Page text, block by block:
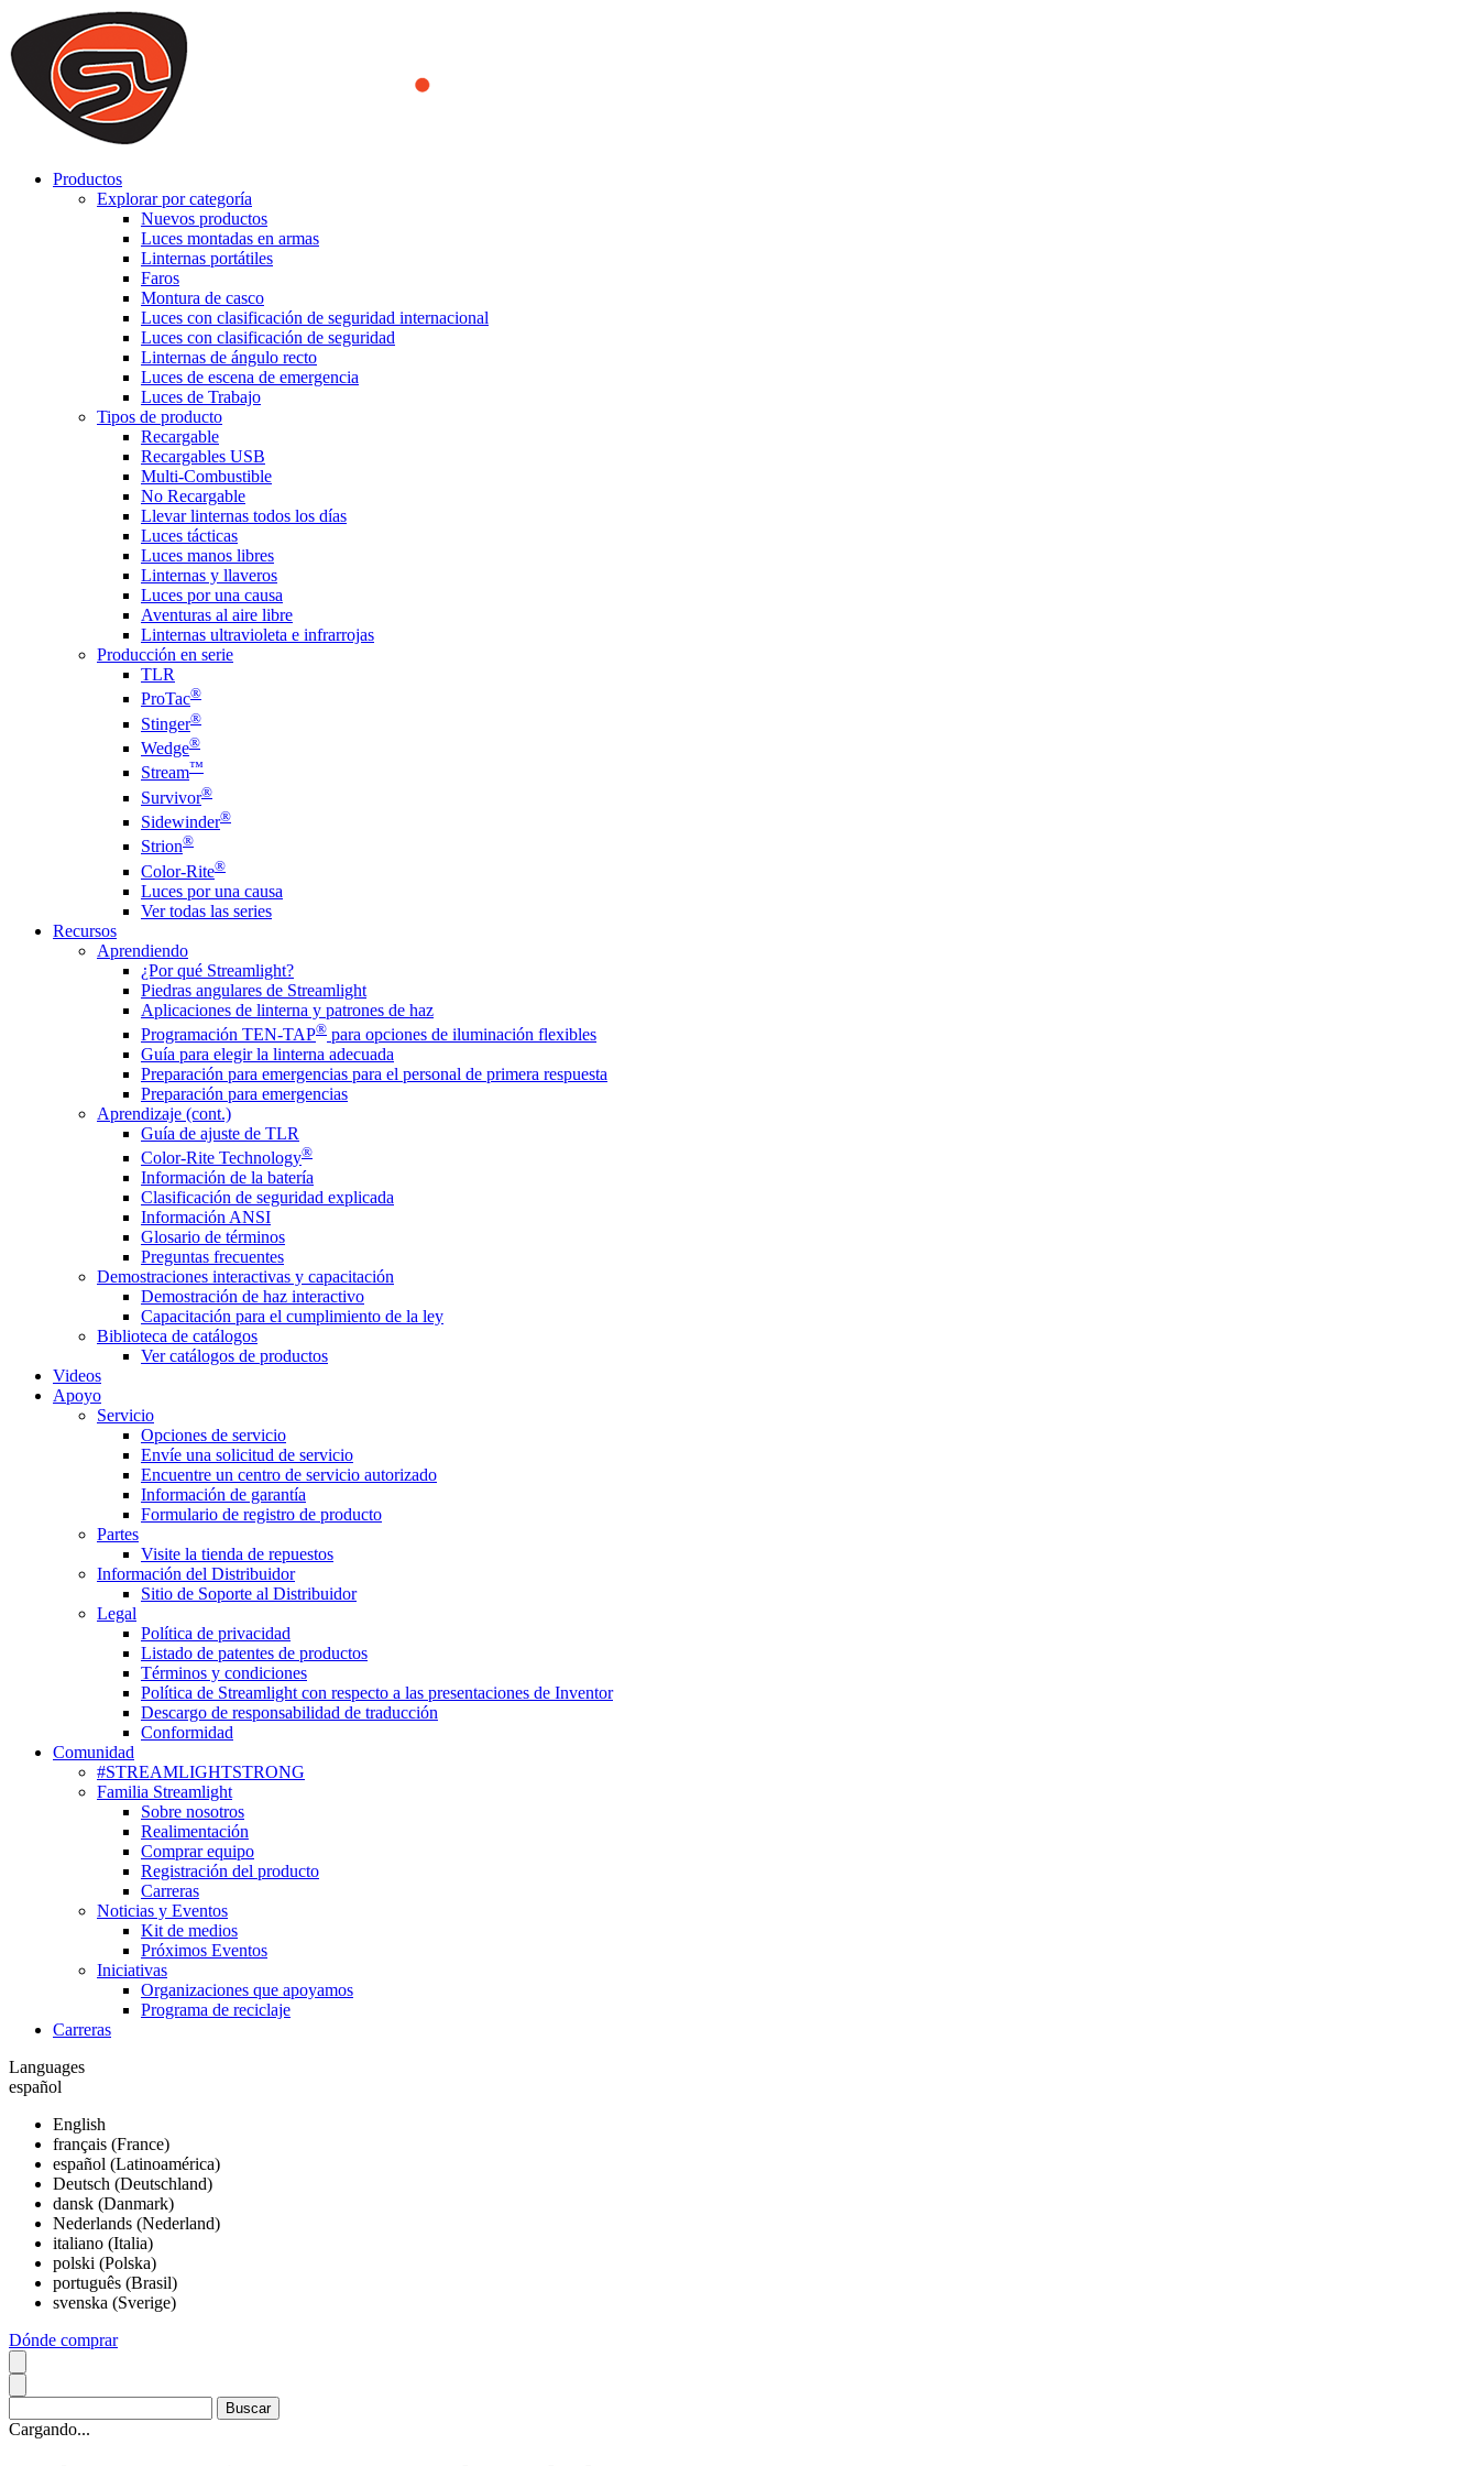
We use cookies to ensure that we provide you the best experience on our website. By continuing to browse this website, you accept that cookies are used to help us analyze how the website is used and to offer
you a better experience. To learn more or to find out how you can disable cookies, you can access our
ACCEPT AND CLOSE
Productos
Explorar por categoría
Nuevos productos
Luces montadas en armas
Linternas portátiles
Faros
Montura de casco
Luces con clasificación de seguridad internacional
Luces con clasificación de seguridad
Linternas de ángulo recto
Luces de escena de emergencia
Luces de Trabajo
Tipos de producto
Recargable
Recargables USB
Multi-Combustible
No Recargable
Llevar linternas todos los días
Luces tácticas
Luces manos libres
Linternas y llaveros
Luces por una causa
Aventuras al aire libre
Linternas ultravioleta e infrarrojas
Producción en serie
TLR
ProTac®
Stinger®
Wedge®
Stream™
Survivor®
Sidewinder®
Strion®
Color-Rite®
Luces por una causa
Ver todas las series
Recursos
Aprendiendo
¿Por qué Streamlight?
Piedras angulares de Streamlight
Aplicaciones de linterna y patrones de haz
Programación TEN-TAP® para opciones de iluminación flexibles
Guía para elegir la linterna adecuada
Preparación para emergencias para el personal de primera respuesta
Preparación para emergencias
Aprendizaje (cont.)
Guía de ajuste de TLR
Color-Rite Technology®
Información de la batería
Clasificación de seguridad explicada
Información ANSI
Glosario de términos
Preguntas frecuentes
Demostraciones interactivas y capacitación
Demostración de haz interactivo
Capacitación para el cumplimiento de la ley
Biblioteca de catálogos
Ver catálogos de productos
Videos
Apoyo
Servicio
Opciones de servicio
Envíe una solicitud de servicio
Encuentre un centro de servicio autorizado
Información de garantía
Formulario de registro de producto
Partes
Visite la tienda de repuestos
Información del Distribuidor
Sitio de Soporte al Distribuidor
Legal
Política de privacidad
Listado de patentes de productos
Términos y condiciones
Política de Streamlight con respecto a las presentaciones de Inventor
Descargo de responsabilidad de traducción
Conformidad
Comunidad
#STREAMLIGHTSTRONG
Familia Streamlight
Sobre nosotros
Realimentación
Comprar equipo
Registración del producto
Carreras
Noticias y Eventos
Kit de medios
Próximos Eventos
Iniciativas
Organizaciones que apoyamos
Programa de reciclaje
Carreras
Languages
español
English
français (France)
español (Latinoamérica)
Deutsch (Deutschland)
dansk (Danmark)
Nederlands (Nederland)
italiano (Italia)
polski (Polska)
português (Brasil)
svenska (Sverige)
Dónde comprar
Cargando...